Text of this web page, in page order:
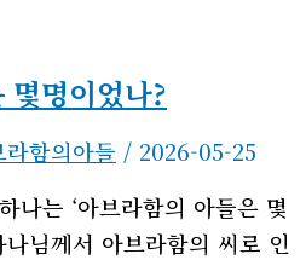
몇명이었나?
라함의아들 / 2026-05-25
나는 ‘아브라함의 아들은 몇
나님께서 아브라함의 씨로 인